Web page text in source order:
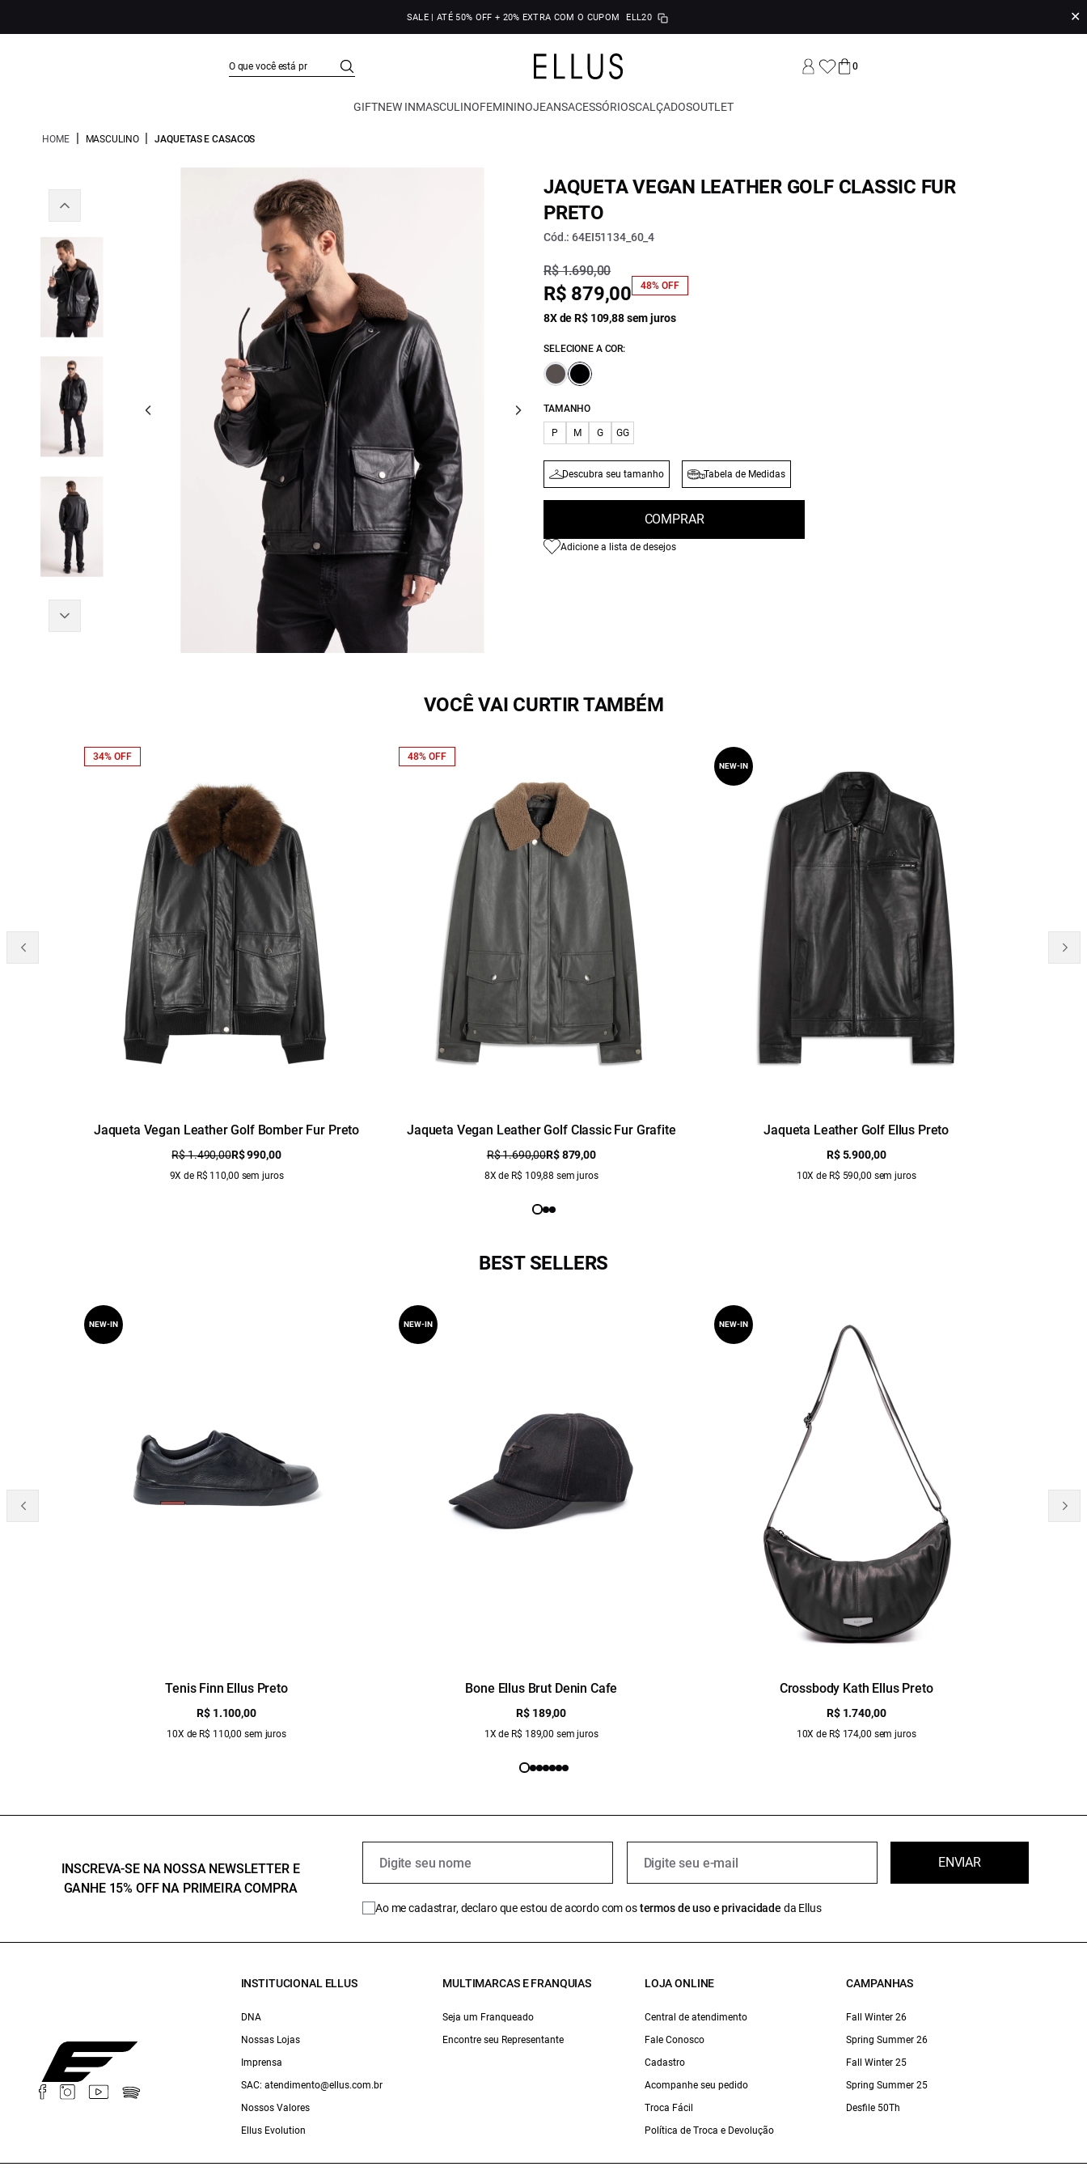
SALE | ATÉ 50% OFF + 20% EXTRA COM O CUPOM ELL20 ✕
0
GIFTNEW INMASCULINOFEMININOJEANSACESSÓRIOSCALÇADOSOUTLET
HOME | MASCULINO | JAQUETAS E CASACOS
JAQUETA VEGAN LEATHER GOLF CLASSIC FUR
PRETO
Cód.: 64EI51134_60_4
R$ 1.690,00
R$ 879,00 48% OFF
8X de R$ 109,88 sem juros
SELECIONE A COR:
TAMANHO
P M G GG
Descubra seu tamanho Tabela de Medidas
COMPRAR
Adicione a lista de desejos
VOCÊ VAI CURTIR TAMBÉM
Jaqueta Vegan Leather Golf Bomber Fur Preto
R$ 1.490,00R$ 990,00
9X de R$ 110,00 sem juros
34% OFF
Jaqueta Vegan Leather Golf Classic Fur Grafite
R$ 1.690,00R$ 879,00
8X de R$ 109,88 sem juros
48% OFF
Jaqueta Leather Golf Ellus Preto
R$ 5.900,00
10X de R$ 590,00 sem juros
NEW-IN
BEST SELLERS
Tenis Finn Ellus Preto
R$ 1.100,00
10X de R$ 110,00 sem juros
NEW-IN
Bone Ellus Brut Denin Cafe
R$ 189,00
1X de R$ 189,00 sem juros
NEW-IN
Crossbody Kath Ellus Preto
R$ 1.740,00
10X de R$ 174,00 sem juros
NEW-IN
INSCREVA-SE NA NOSSA NEWSLETTER E
GANHE 15% OFF NA PRIMEIRA COMPRA
ENVIAR
Ao me cadastrar, declaro que estou de acordo com ostermos de uso e privacidade da Ellus
INSTITUCIONAL ELLUS
DNA
Nossas Lojas
Imprensa
SAC: atendimento@ellus.com.br
Nossos Valores
Ellus Evolution
MULTIMARCAS E FRANQUIAS
Seja um Franqueado
Encontre seu Representante
LOJA ONLINE
Central de atendimento
Fale Conosco
Cadastro
Acompanhe seu pedido
Troca Fácil
Política de Troca e Devolução
CAMPANHAS
Fall Winter 26
Spring Summer 26
Fall Winter 25
Spring Summer 25
Desfile 50Th